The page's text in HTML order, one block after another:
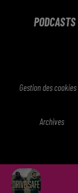
PODCASTS
Gestion des cookies
Archives